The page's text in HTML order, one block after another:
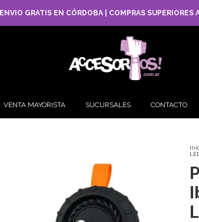
ENVIO GRATIS EN CÓRDOBA | COMPRAS SUPERIORES
VENTA MAYORISTA SUCURSALES CONTACTO